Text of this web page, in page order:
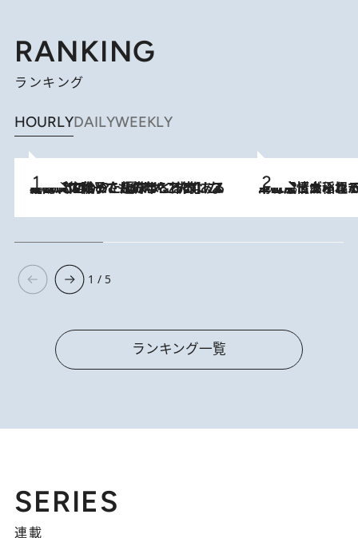
RANKING
ランキング
HOURLYDAILYWEEKLY
2026.8.5
【阿川佐和子さんの年とる力】なぜ70代で始めた趣味は“こんなに楽しい”のか？ ピアノ、俳句…スランプに陥っても続けられる“ある秘訣”とは 2026.8.5
下町風情あふれる台北屈指の人気エリア・大稲埕でセンスのいい台湾土産《ヴ
1 / 5
ランキング一覧
SERIES
連載